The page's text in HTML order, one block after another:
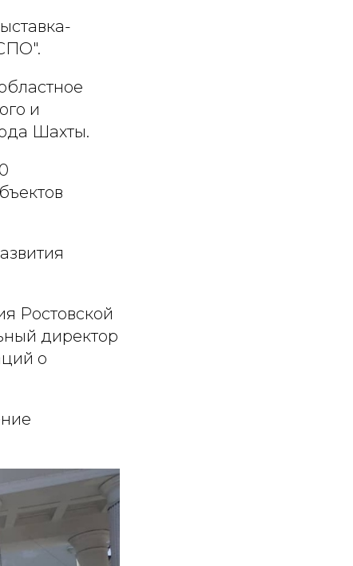
и
Шахты.
Ростовской
директор
о